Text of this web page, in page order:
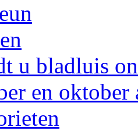
u bladluis
en